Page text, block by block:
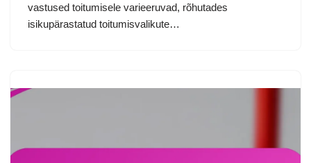
vastused toitumisele varieeruvad, rõhutades
isikupärastatud toitumisvalikute…